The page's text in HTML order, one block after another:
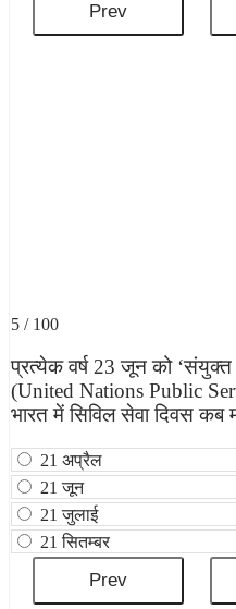
5 / 100
प्रत्येक वर्ष 23 जून को ‘संयुक्त
(United Nations Public
भारत में सिविल सेवा दिवस कब
21 अप्रैल
21 जून
21 जुलाई
21 सितम्बर